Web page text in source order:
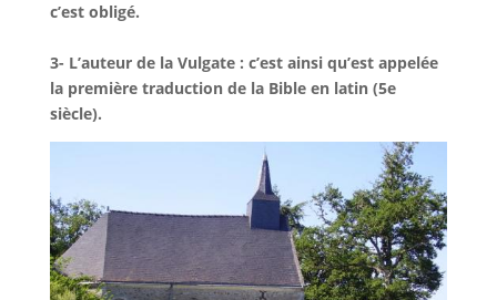
c’est obligé.
3- L’auteur de la Vulgate : c’est ainsi qu’est appelée
la première traduction de la Bible en latin (5e
siècle).